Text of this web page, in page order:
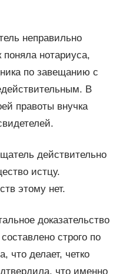
неправильно
поняла нотариуса,
по завещанию с
В
правоты внучка
действительно
истцу.
этому нет.
доказательство
строго по
что делает, четко
что именно